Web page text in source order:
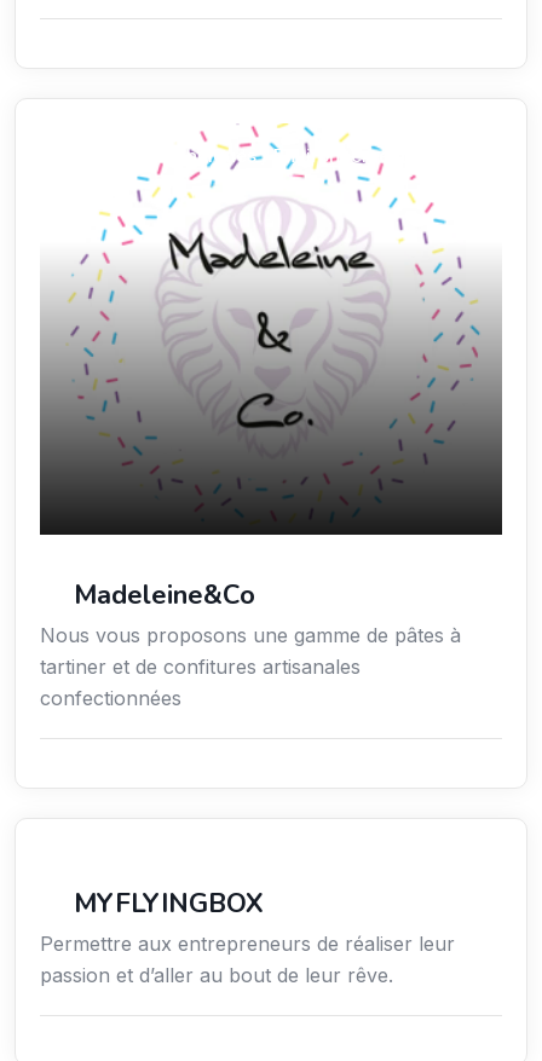
Sciences / Techniques / Environnement
Madeleine&Co
Nous vous proposons une gamme de pâtes à
tartiner et de confitures artisanales
confectionnées
MYFLYINGBOX
Permettre aux entrepreneurs de réaliser leur
passion et d’aller au bout de leur rêve.